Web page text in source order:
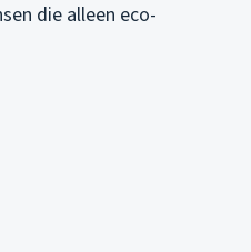
die alleen eco-